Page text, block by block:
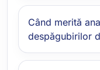
Când merită
despăgubirilor